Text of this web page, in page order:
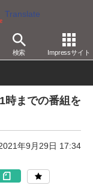
Translate
検索 Impressサイト
TVer
時までの番組を
年9月29日 17:34